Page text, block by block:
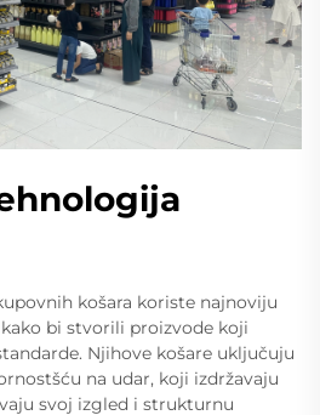
košara koriste najnoviju
bi stvorili proizvode koji
Njihove košare uključuju
na udar, koji izdržavaju
svoj izgled i strukturnu